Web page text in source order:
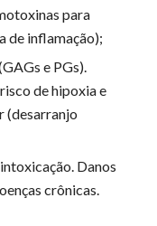
para
de inflamação);
e PGs).
de hipoxia e
(desarranjo
Danos
crônicas.